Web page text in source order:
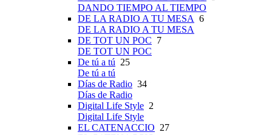
DANDO TIEMPO AL TIEMPO
DE LA RADIO A TU MESA 6
DE LA RADIO A TU MESA
DE TOT UN POC 7
DE TOT UN POC
De tú a tú 25
De tú a tú
Días de Radio 34
Días de Radio
Digital Life Style 2
Digital Life Style
EL CATENACCIO 27